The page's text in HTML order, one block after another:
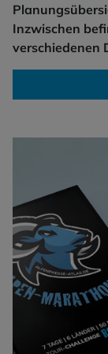
Inzwischen
verschiedenen